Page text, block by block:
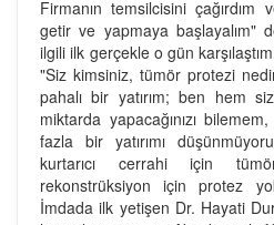
Firmanın temsilcisini
getir ve yapmaya başlayalım"
ilgili ilk gerçekle o gün
"Siz kimsiniz, tümör protezi
pahalı bir yatırım; ben hem
miktarda yapacağınızı
fazla bir yatırımı
kurtarıcı cerrahi için
rekonstrüksiyon için protez
İmdada ilk yetişen Dr. Hayati